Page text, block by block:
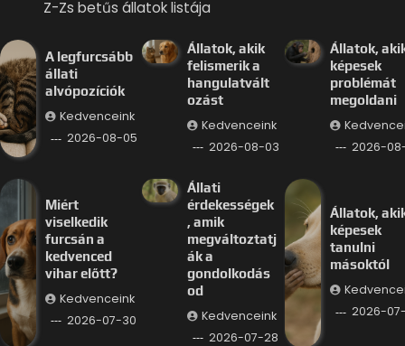
Z-Zs betűs állatok listája
A legfurcsább
állati
alvópozíciók
Kedvenceink
2026-08-05
Állatok, akik
felismerik a
hangulatvált
ozást
Kedvenceink
2026-08-03
Állatok,
képesek
problémát
megoldani
2026-
Miért
viselkedik
furcsán a
kedvenced
vihar előtt?
Kedvenceink
2026-07-30
Állati
érdekességek
, amik
megváltoztatj
ák a
gondolkodás
od
Kedvenceink
2026-07-28
Állatok,
képesek
tanulni
másoktól
2026-